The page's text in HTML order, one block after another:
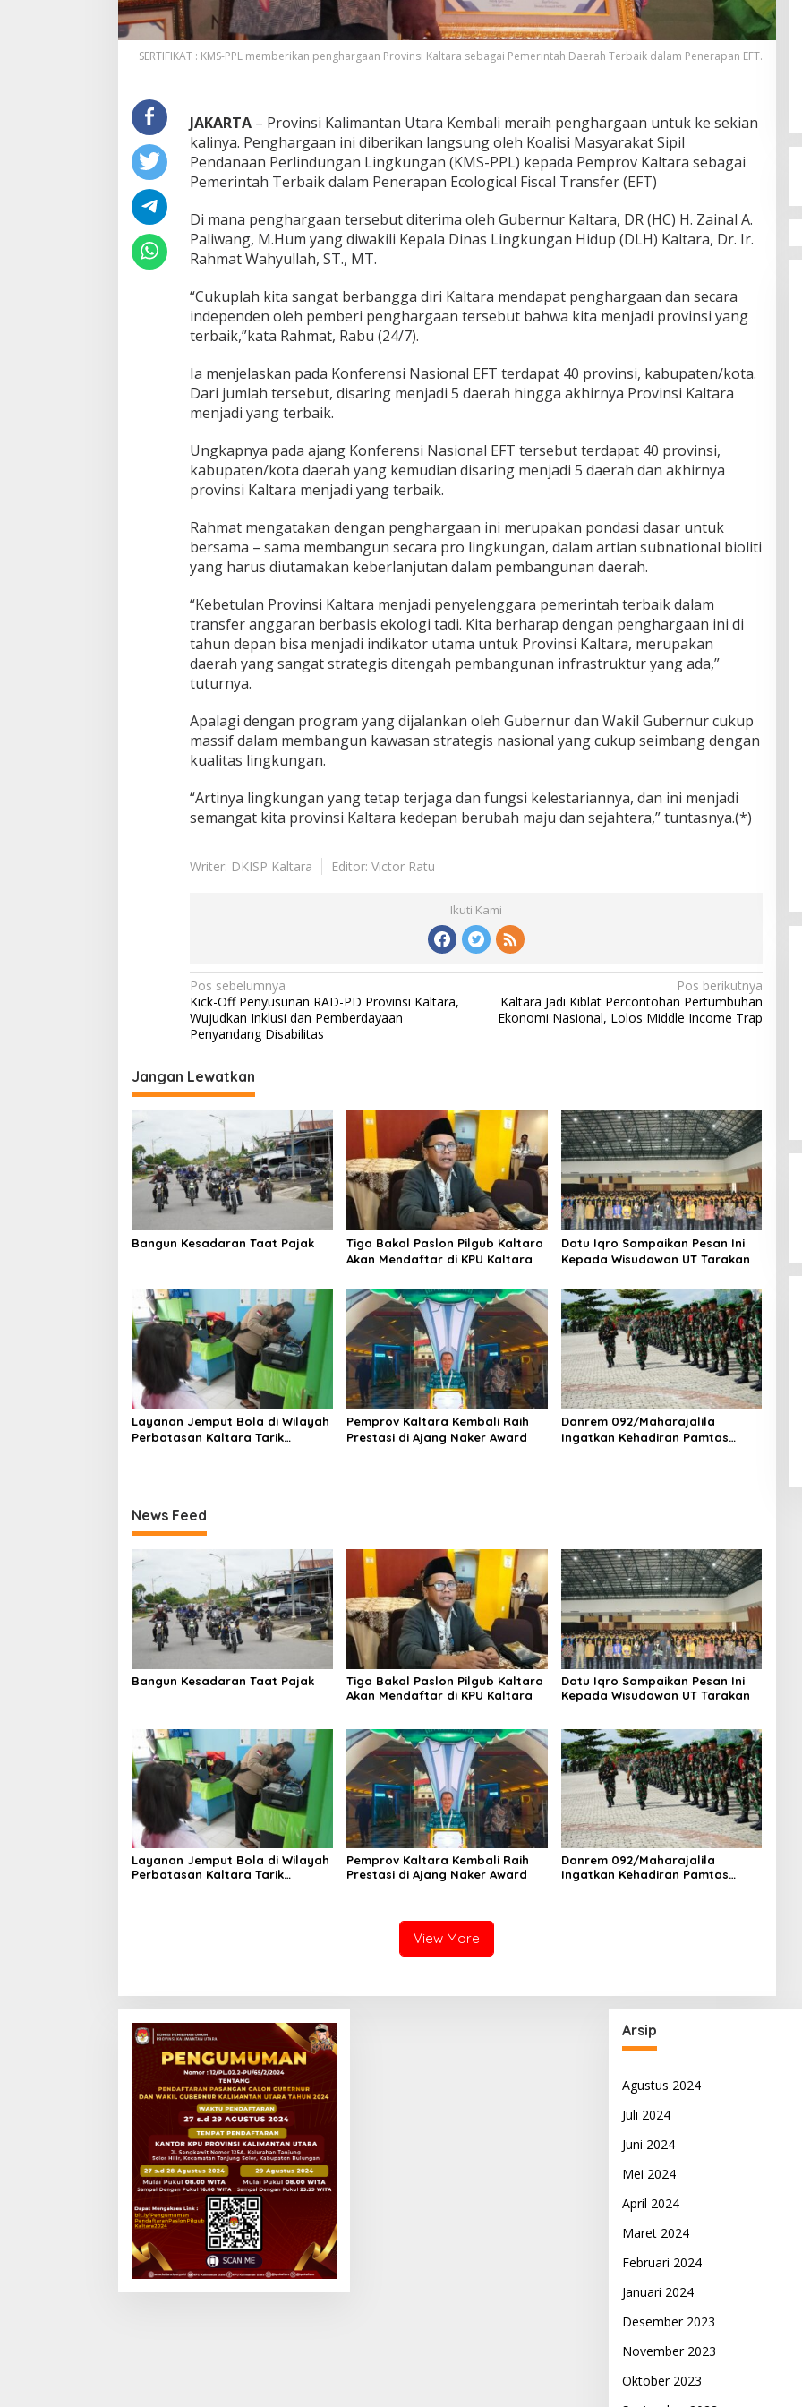
SERTIFIKAT : KMS-PPL memberikan penghargaan Provinsi Kaltara sebagai Pemerintah Daerah Terbaik dalam Penerapan EFT.
JAKARTA– Provinsi Kalimantan Utara Kembali meraih penghargaan untuk ke sekian
kalinya. Penghargaan ini diberikan langsung oleh Koalisi Masyarakat Sipil
Pendanaan Perlindungan Lingkungan (KMS-PPL) kepada Pemprov Kaltara sebagai
Pemerintah Terbaik dalam Penerapan Ecological Fiscal Transfer (EFT)
Di mana penghargaan tersebut diterima oleh Gubernur Kaltara, DR (HC) H. Zainal A.
Paliwang, M.Hum yang diwakili Kepala Dinas Lingkungan Hidup (DLH) Kaltara, Dr. Ir.
Rahmat Wahyullah, ST., MT.
“Cukuplah kita sangat berbangga diri Kaltara mendapat penghargaan dan secara
independen oleh pemberi penghargaan tersebut bahwa kita menjadi provinsi yang
terbaik,”kata Rahmat, Rabu (24/7).
Ia menjelaskan pada Konferensi Nasional EFT terdapat 40 provinsi, kabupaten/kota.
Dari jumlah tersebut, disaring menjadi 5 daerah hingga akhirnya Provinsi Kaltara
menjadi yang terbaik.
Ungkapnya pada ajang Konferensi Nasional EFT tersebut terdapat 40 provinsi,
kabupaten/kota daerah yang kemudian disaring menjadi 5 daerah dan akhirnya
provinsi Kaltara menjadi yang terbaik.
Rahmat mengatakan dengan penghargaan ini merupakan pondasi dasar untuk
bersama – sama membangun secara pro lingkungan, dalam artian subnational bioliti
yang harus diutamakan keberlanjutan dalam pembangunan daerah.
“Kebetulan Provinsi Kaltara menjadi penyelenggara pemerintah terbaik dalam
transfer anggaran berbasis ekologi tadi. Kita berharap dengan penghargaan ini di
tahun depan bisa menjadi indikator utama untuk Provinsi Kaltara, merupakan
daerah yang sangat strategis ditengah pembangunan infrastruktur yang ada,”
tuturnya.
Apalagi dengan program yang dijalankan oleh Gubernur dan Wakil Gubernur cukup
massif dalam membangun kawasan strategis nasional yang cukup seimbang dengan
kualitas lingkungan.
“Artinya lingkungan yang tetap terjaga dan fungsi kelestariannya, dan ini menjadi
semangat kita provinsi Kaltara kedepan berubah maju dan sejahtera,” tuntasnya.(*)
Writer: DKISP Kaltara Editor: Victor Ratu
Ikuti Kami
N
a
v
i
g
a
s
i
p
o
s
Pos sebelumnya
Kick-Off Penyusunan RAD-PD Provinsi Kaltara,
Wujudkan Inklusi dan Pemberdayaan
Penyandang Disabilitas
Pos berikutnya
Kaltara Jadi Kiblat Percontohan Pertumbuhan
Ekonomi Nasional, Lolos Middle Income Trap
Jangan Lewatkan
Bangun Kesadaran Taat Pajak
Tiga Bakal Paslon Pilgub Kaltara
Akan Mendaftar di KPU Kaltara
Datu Iqro Sampaikan Pesan Ini
Kepada Wisudawan UT Tarakan
Layanan Jemput Bola di Wilayah
Perbatasan Kaltara Tarik
Pemprov Kaltara Kembali Raih
Prestasi di Ajang Naker Award
Danrem 092/Maharajalila
Ingatkan Kehadiran Pamtas
News Feed
Bangun Kesadaran Taat Pajak
Tiga Bakal Paslon Pilgub Kaltara
Akan Mendaftar di KPU Kaltara
Datu Iqro Sampaikan Pesan Ini
Kepada Wisudawan UT Tarakan
Layanan Jemput Bola di Wilayah
Perbatasan Kaltara Tarik
Pemprov Kaltara Kembali Raih
Prestasi di Ajang Naker Award
Danrem 092/Maharajalila
Ingatkan Kehadiran Pamtas
View More
Bangun Kesadaran Taat Pajak
Arsip
Agustus 2024
Juli 2024
Juni 2024
Mei 2024
April 2024
Maret 2024
Februari 2024
Januari 2024
Desember 2023
November 2023
Oktober 2023